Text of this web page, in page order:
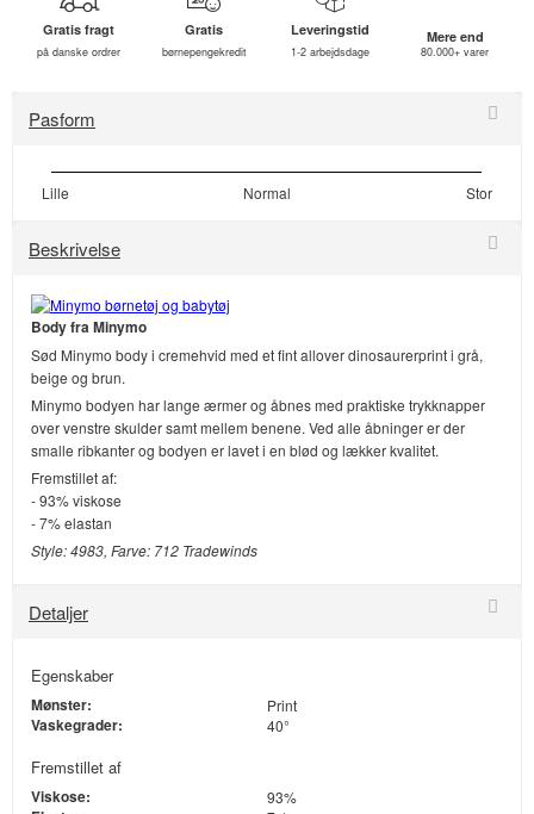
Gratis fragt
på danske ordrer
Gratis
børnepengekredit
Leveringstid
1-2 arbejdsdage
Mere end
80.000+ varer
Pasform
Lille Normal Stor
Beskrivelse
Body fra Minymo
Sød Minymo body i cremehvid med et fint allover dinosaurerprint i grå,
beige og brun.
Minymo bodyen har lange ærmer og åbnes med praktiske trykknapper
over venstre skulder samt mellem benene. Ved alle åbninger er der
smalle ribkanter og bodyen er lavet i en blød og lækker kvalitet.
Fremstillet af:
- 93% viskose
- 7% elastan
Style: 4983, Farve: 712 Tradewinds
Detaljer
Egenskaber
Mønster: Print
Vaskegrader: 40°
Fremstillet af
Viskose: 93%